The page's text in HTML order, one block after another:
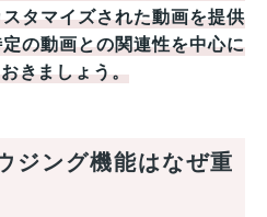
タマイズされた動画を提供
の動画との関連性を中心に
きましょう。
ジング機能はなぜ重